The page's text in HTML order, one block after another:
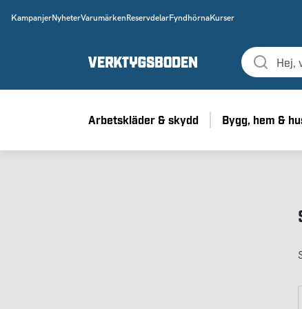
KampanjerNyheterVarumärken ReservdelarFyndhörnaKurser
Arbetskläder & skydd Bygg, hem &